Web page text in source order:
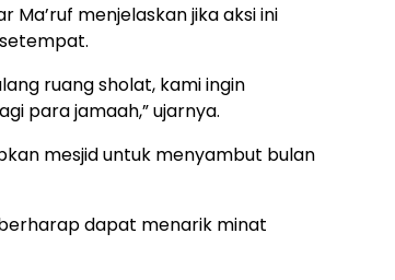
Ma’ruf menjelaskan jika aksi ini
ruang sholat, kami ingin
para jamaah,” ujarnya.
mesjid untuk menyambut bulan
dapat menarik minat